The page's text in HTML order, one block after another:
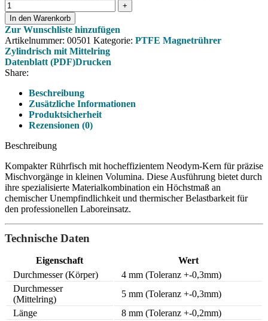
In den Warenkorb
Zur Wunschliste hinzufügen
Artikelnummer: 00501 Kategorie: PTFE Magnetrührer
Zylindrisch mit Mittelring
Datenblatt (PDF)Drucken
Share:
Beschreibung
Zusätzliche Informationen
Produktsicherheit
Rezensionen (0)
Beschreibung
Kompakter Rührfisch mit hocheffizientem Neodym-Kern für präzise
Mischvorgänge in kleinen Volumina. Diese Ausführung bietet durch
ihre spezialisierte Materialkombination ein Höchstmaß an
chemischer Unempfindlichkeit und thermischer Belastbarkeit für
den professionellen Laboreinsatz.
Technische Daten
Eigenschaft
Wert
Durchmesser (Körper)
4 mm (Toleranz +-0,3mm)
Durchmesser
(Mittelring)
5 mm (Toleranz +-0,3mm)
Länge
8 mm (Toleranz +-0,2mm)